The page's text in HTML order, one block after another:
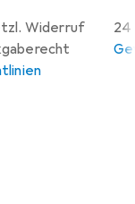
Widerruf
24